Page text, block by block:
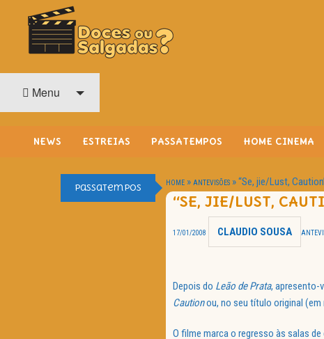
O Cinema? Uma Paixão!!
Menu
NEWS ESTREIAS PASSATEMPOS HOME CINEMA
Passatempos HOME » ANTEVISÕES »“Se, jie/Lust,
“SE, JIE/LUST,
17/01/2008 CLAUDIO SOUSA
Depois do Leão de Prata, apresento-
Cautionou, no seu título original (em
O filme marca o regresso às salas